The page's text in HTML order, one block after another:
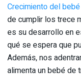
Crecimiento del
de cumplir los trece
es su desarrollo en
qué se espera que
Además, nos
alimenta un bebé de